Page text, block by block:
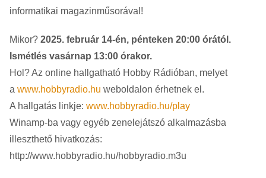
informatikai magazinműsorával!
Mikor? 2025. február 14-én, pénteken 20:00 órától.
Ismétlés vasárnap 13:00 órakor.
Hol? Az online hallgatható Hobby Rádióban, melyet
a www.hobbyradio.hu weboldalon érhetnek el.
A hallgatás linkje: www.hobbyradio.hu/play
Winamp-ba vagy egyéb zenelejátszó alkalmazásba
illeszthető hivatkozás:
http://www.hobbyradio.hu/hobbyradio.m3u